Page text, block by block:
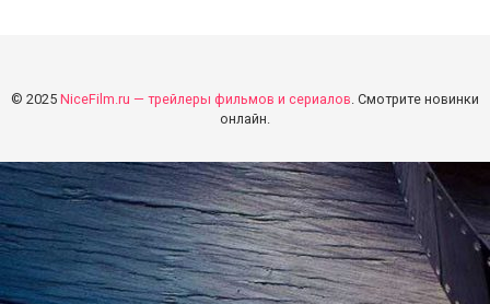
© 2025 NiceFilm.ru — трейлеры фильмов и сериалов. Смотрите новинки
онлайн.